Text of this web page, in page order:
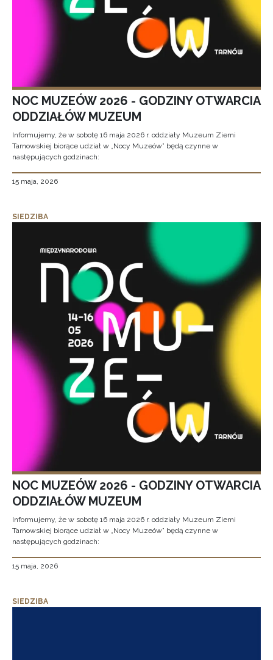
NOC MUZEÓW 2026 - GODZINY OTWARCIA
ODDZIAŁÓW MUZEUM
Informujemy, że w sobotę 16 maja 2026 r. oddziały Muzeum Ziemi
Tarnowskiej biorące udział w „Nocy Muzeów” będą czynne w
następujących godzinach:
15 maja, 2026
SIEDZIBA
NOC MUZEÓW 2026 - GODZINY OTWARCIA
ODDZIAŁÓW MUZEUM
Informujemy, że w sobotę 16 maja 2026 r. oddziały Muzeum Ziemi
Tarnowskiej biorące udział w „Nocy Muzeów” będą czynne w
następujących godzinach:
15 maja, 2026
SIEDZIBA